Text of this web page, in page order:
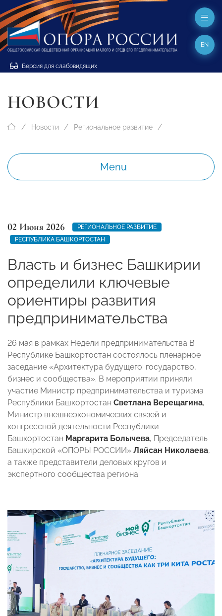
Версия для слабовидящих
EN
НОВОСТИ
Новости Региональное развитие
Menu
02 Июня 2026
РЕГИОНАЛЬНОЕ РАЗВИТИЕ
РЕСПУБЛИКА БАШКОРТОСТАН
Власть и бизнес Башкирии
определили ключевые
ориентиры развития
предпринимательства
26 мая в рамках Недели предпринимательства В
Республике Башкортостан состоялось пленарное
заседание «Архитектура будущего: государство,
бизнес и сообщества». В мероприятии приняли
участие Министр предпринимательства и туризма
Республики Башкортостан Светлана Верещагина,
Министр внешнеэкономических связей и
конгрессной деятельности Республики
Башкортостан Маргарита Болычева, Председатель
Башкирской «ОПОРЫ РОССИИ» Ляйсан Николаева,
а также представители деловых кругов и
экспертного сообщества региона.